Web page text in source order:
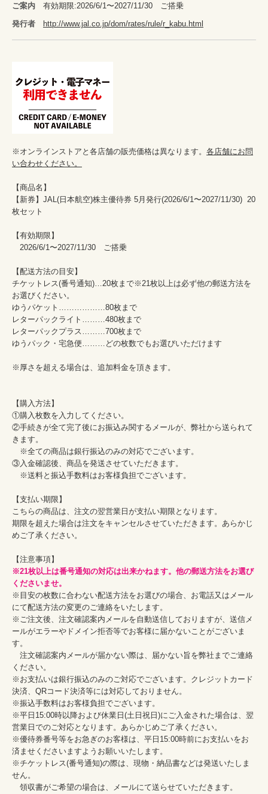
ご案内 有効期限:2026/6/1〜2027/11/30 ご搭乗
発行者 http://www.jal.co.jp/dom/rates/rule/r_kabu.html
※オンラインストアと各店舗の販売価格は異なります。 各店舗にお問
い合わせください。
【商品名】
【新券】JAL(日本航空)株主優待券 5月発行(2026/6/1〜2027/11/30)  20
枚セット
【有効期限】
2026/6/1〜2027/11/30　ご搭乗
【配送方法の目安】
チケットレス(番号通知)…20枚まで※21枚以上は必ず他の郵送方法を
お選びください。
ゆうパケット………………80枚まで
レターパックライト………480枚まで
レターパックプラス………700枚まで
ゆうパック・宅急便………どの枚数でもお選びいただけます
※厚さを超える場合は、追加料金を頂きます。
【購入方法】
①購入枚数を入力してください。
②手続きが全て完了後にお振込み関するメールが、弊社から送られて
きます。
※全ての商品は銀行振込のみの対応でございます。
③入金確認後、商品を発送させていただきます。
※送料と振込手数料はお客様負担でございます。
【支払い期限】
こちらの商品は、注文の翌営業日が支払い期限となります。
期限を超えた場合は注文をキャンセルさせていただきます。あらかじ
めご了承ください。
※21枚以上は番号通知の対応は出来かねます。他の郵送方法をお選び
くださいませ。
※目安の枚数に合わない配送方法をお選びの場合、お電話又はメール
にて配送方法の変更のご連絡をいたします。
※ご注文後、注文確認案内メールを自動送信しておりますが、送信メ
ールがエラーやドメイン拒否等でお客様に届かないことがございま
す。
注文確認案内メールが届かない際は、届かない旨を弊社までご連絡
ください。
※お支払いは銀行振込のみのご対応でございます。クレジットカード
決済、QRコード決済等には対応しておりません。
※振込手数料はお客様負担でございます。
※平日15:00時以降および休業日(土日祝日)にご入金された場合は、翌
営業日でのご対応となります。あらかじめご了承ください。
※優待券番号等をお急ぎのお客様は、平日15:00時前にお支払いをお
済ませくださいますようお願いいたします。
※チケットレス(番号通知)の際は、現物・納品書などは発送いたしま
せん。
領収書がご希望の場合は、メールにて送らせていただきます。